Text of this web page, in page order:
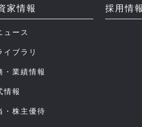
家情報
ュース
イブラリ
・業績情報
情報
・株主優待
採用情報